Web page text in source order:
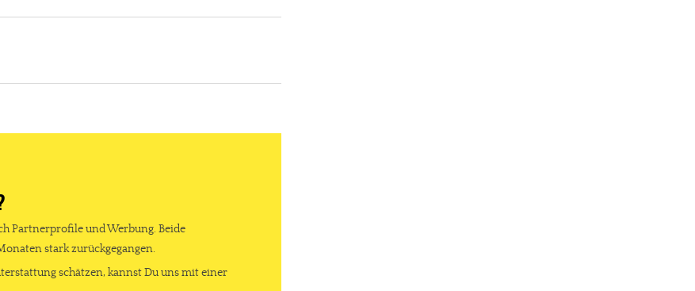
Partnerprofile und Werbung. Beide
stark zurückgegangen.
schätzen, kannst Du uns mit einer